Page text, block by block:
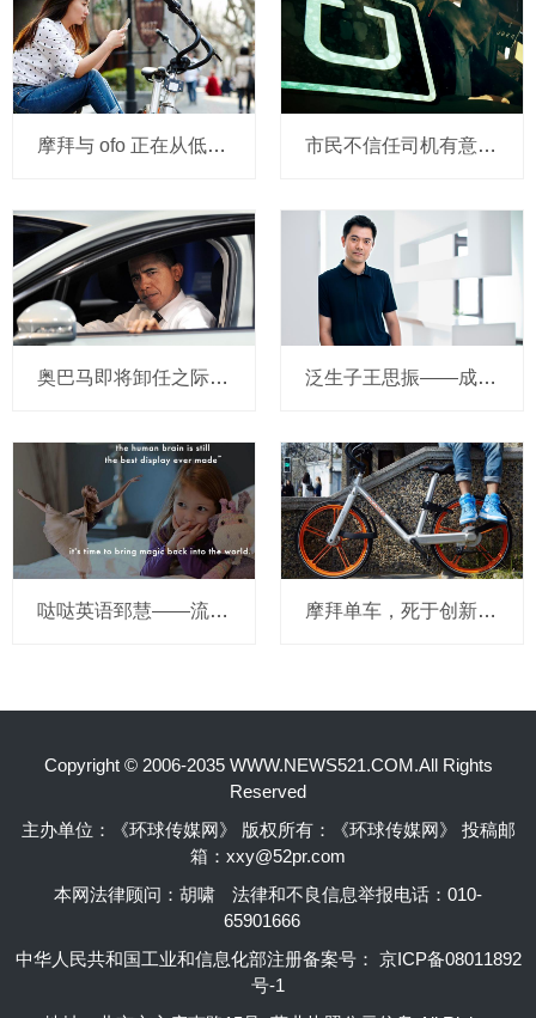
摩拜与 ofo 正在从低端出发颠覆滴滴？三家的机会与风险 市民不信任司机有意见，Uber的匹兹堡自动驾驶路试难度不小，路况也来捣乱
奥巴马即将卸任之际，要让无人驾驶汽车合法化？ 泛生子王思振——成立两年，融资数亿，基因检测如何帮助人类战胜癌症？
哒哒英语郅慧——流量这杯毒酒，你还喝吗？ 摩拜单车，死于创新的一百万种方式
Copyright © 2006-2035 WWW.NEWS521.COM.All Rights
Reserved
主办单位：《环球传媒网》 版权所有：《环球传媒网》 投稿邮
箱：xxy@52pr.com
本网法律顾问：胡啸
法律和不良信息举报电话：010-
65901666
中华人民共和国工业和信息化部注册备案号： 京ICP备08011892
号-1